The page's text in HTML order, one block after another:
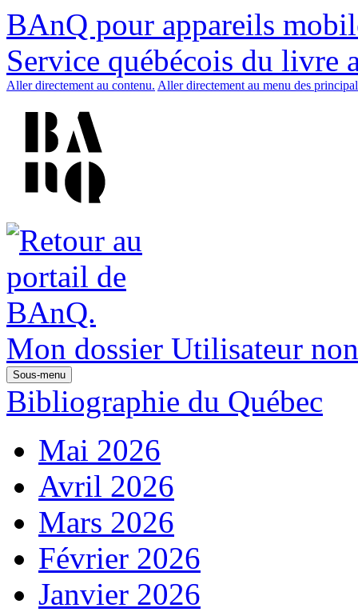
BAnQ pour appareils
Service québécois du livre
Aller directement au contenu. Aller directement au menu des
Mon dossier Utilisateur
Sous-menu
Bibliographie du Québec
Mai 2026
Avril 2026
Mars 2026
Février 2026
Janvier 2026